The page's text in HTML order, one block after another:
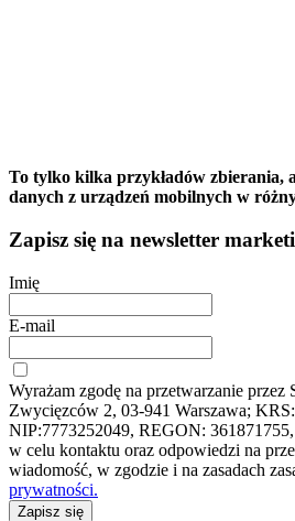
To tylko kilka przykładów zbierania,
danych z urządzeń mobilnych w
Zapisz się na newsletter
Imię
E-mail
Wyrażam zgodę na przetwarzanie przez
Zwycięzców 2, 03-941 Warszawa;
NIP:7773252049, REGON:
w celu kontaktu oraz odpowiedzi na
wiadomość, w zgodzie i na zasadach
prywatności.
Zapisz się